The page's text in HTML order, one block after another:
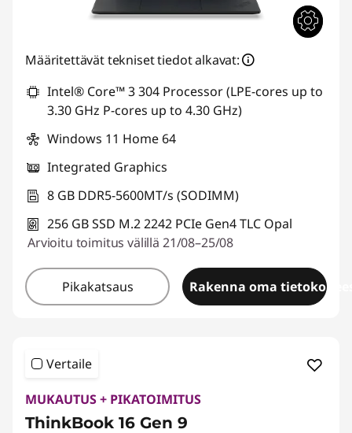
Määritettävät tekniset tiedot alkavat:
Intel® Core™ 3 304 Processor (LPE-cores up to
3.30 GHz P-cores up to 4.30 GHz)
Windows 11 Home 64
Integrated Graphics
8 GB DDR5-5600MT/s (SODIMM)
256 GB SSD M.2 2242 PCIe Gen4 TLC Opal
Arvioitu toimitus välillä 21/08–25/08
Pikakatsaus Rakenna oma
Vertaile
MUKAUTUS + PIKATOIMITUS
ThinkBook 16 Gen 9